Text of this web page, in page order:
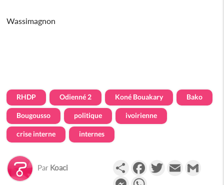
Wassimagnon
RHDP Odienné 2 Koné Bouakary Bako
Bougousso politique ivoirienne
crise interne internes
Par Koaci PartagerFacebookTwitterEmail
Messenger